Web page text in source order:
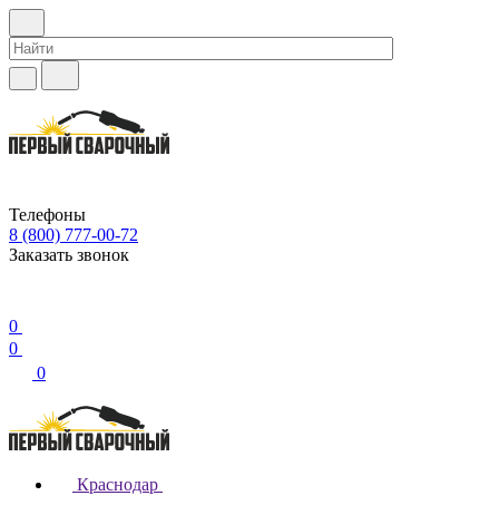
Телефоны
8 (800) 777-00-72
Заказать звонок
0
0
0
Краснодар